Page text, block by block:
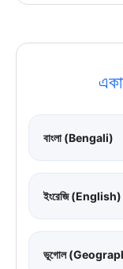
বাংলা (Bengali)
ইংরেজি (English)
ভূগোল